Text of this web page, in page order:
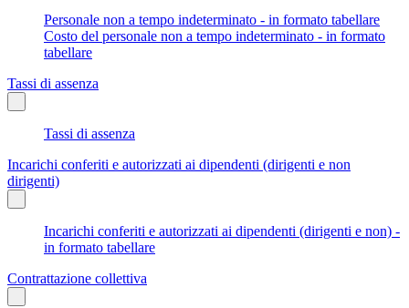
Personale non a tempo indeterminato - in formato tabellare
Costo del personale non a tempo indeterminato - in formato
tabellare
Tassi di assenza
Tassi di assenza
Incarichi conferiti e autorizzati ai dipendenti (dirigenti e non
dirigenti)
Incarichi conferiti e autorizzati ai dipendenti (dirigenti e non) -
in formato tabellare
Contrattazione collettiva